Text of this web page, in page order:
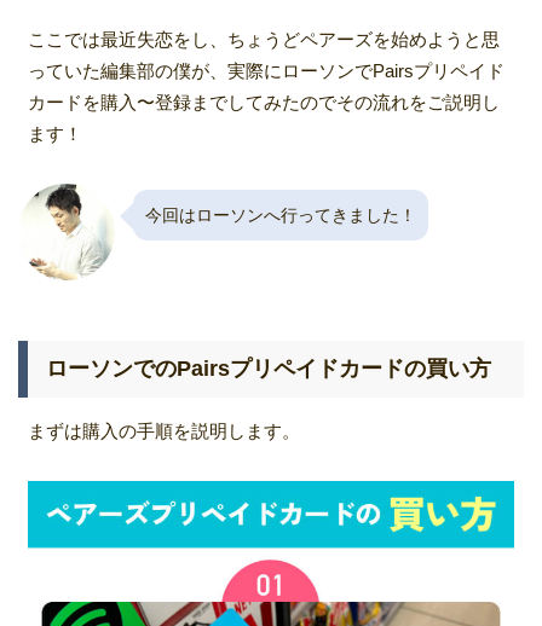
ここでは最近失恋をし、ちょうどペアーズを始めようと思
っていた編集部の僕が、実際にローソンでPairsプリペイド
カードを購入〜登録までしてみたのでその流れをご説明し
ます！
今回はローソンへ行ってきました！
ローソンでのPairsプリペイドカードの買い方
まずは購入の手順を説明します。